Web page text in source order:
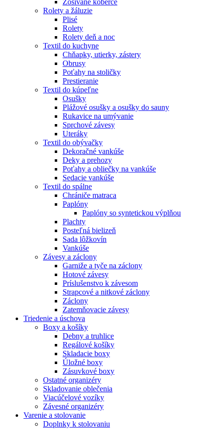
Rolety a žáluzie
Plisé
Rolety
Rolety deň a noc
Textil do kuchyne
Chňapky, utierky, zástery
Obrusy
Poťahy na stoličky
Prestieranie
Textil do kúpeľne
Osušky
Plážové osušky a osušky do sauny
Rukavice na umývanie
Sprchové závesy
Uteráky
Textil do obývačky
Dekoračné vankúše
Deky a prehozy
Poťahy a obliečky na vankúše
Sedacie vankúše
Textil do spálne
Chrániče matraca
Paplóny
Paplóny so syntetickou výplňou
Plachty
Posteľná bielizeň
Sada lôžkovín
Vankúše
Závesy a záclony
Garniže a tyče na záclony
Hotové závesy
Príslušenstvo k závesom
Strapcové a nitkové záclony
Záclony
Zatemňovacie závesy
Triedenie a úschova
Boxy a košíky
Debny a truhlice
Regálové košíky
Skladacie boxy
Úložné boxy
Zásuvkové boxy
Ostatné organizéry
Skladovanie oblečenia
Viacúčelové vozíky
Závesné organizéry
Varenie a stolovanie
Doplnky k stolovaniu